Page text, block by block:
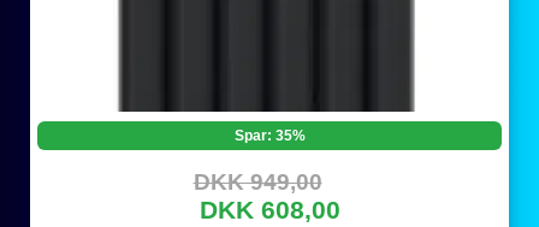
Spar: 35%
DKK 949,00
DKK 608,00